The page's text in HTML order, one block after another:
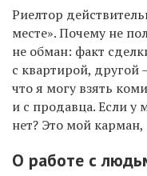
Риелтор
месте». Почему не
не обман: факт
с квартирой, другой
что я могу взять
и с продавца. Если у
нет? Это мой
О работе с